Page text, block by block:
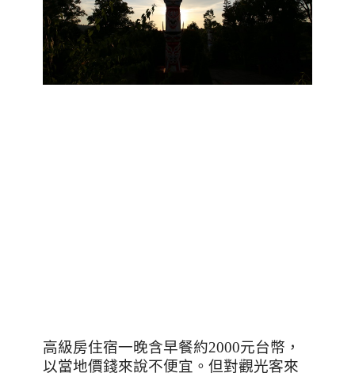
高級房住宿一晚含早餐約2000元台幣，
以當地價錢來說不便宜。但對觀光客來